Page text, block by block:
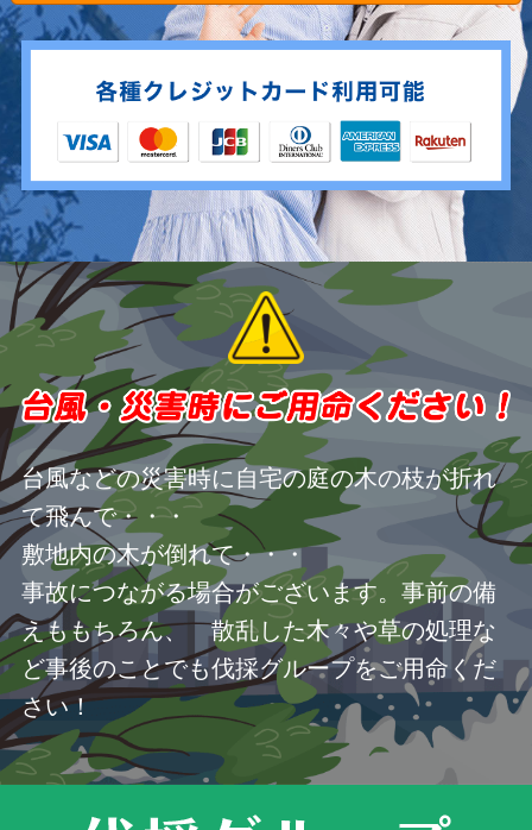
台風などの災害時に自宅の庭の木の枝が折れ
て飛んで・・・
敷地内の木が倒れて・・・
事故につながる場合がございます。事前の備
えももちろん、 散乱した木々や草の処理な
ど事後のことでも伐採グループをご用命くだ
さい！